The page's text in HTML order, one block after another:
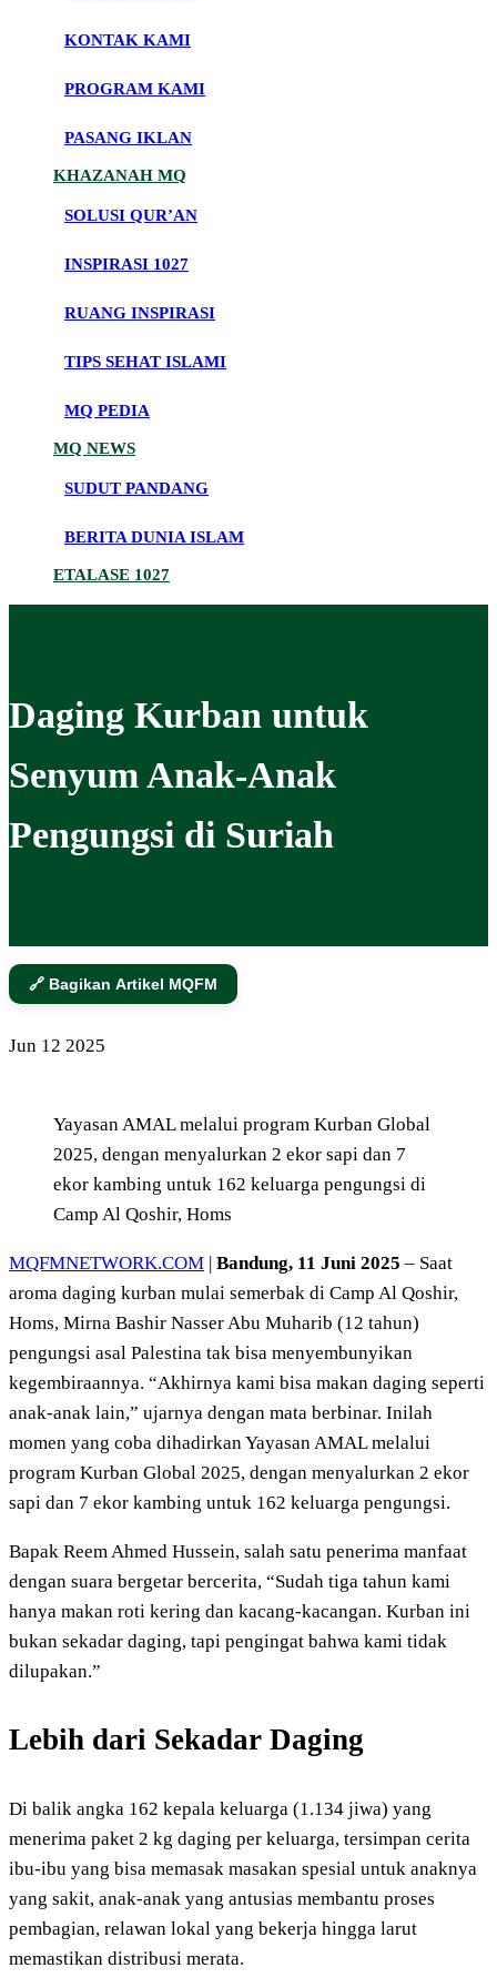
KONTAK KAMI
PROGRAM KAMI
PASANG IKLAN
KHAZANAH MQ
SOLUSI QUR’AN
INSPIRASI 1027
RUANG INSPIRASI
TIPS SEHAT ISLAMI
MQ PEDIA
MQ NEWS
SUDUT PANDANG
BERITA DUNIA ISLAM
ETALASE 1027
Daging Kurban untuk
Senyum Anak-Anak
Pengungsi di Suriah
🔗 Bagikan Artikel MQFM
Jun 12 2025
Yayasan AMAL melalui program Kurban Global
2025, dengan menyalurkan 2 ekor sapi dan 7
ekor kambing untuk 162 keluarga pengungsi di
Camp Al Qoshir, Homs
MQFMNETWORK.COM | Bandung, 11 Juni 2025 – Saat
aroma daging kurban mulai semerbak di Camp Al Qoshir,
Homs, Mirna Bashir Nasser Abu Muharib (12 tahun)
pengungsi asal Palestina tak bisa menyembunyikan
kegembiraannya. “Akhirnya kami bisa makan daging seperti
anak-anak lain,” ujarnya dengan mata berbinar. Inilah
momen yang coba dihadirkan Yayasan AMAL melalui
program Kurban Global 2025, dengan menyalurkan 2 ekor
sapi dan 7 ekor kambing untuk 162 keluarga pengungsi.
Bapak Reem Ahmed Hussein, salah satu penerima manfaat
dengan suara bergetar bercerita, “Sudah tiga tahun kami
hanya makan roti kering dan kacang-kacangan. Kurban ini
bukan sekadar daging, tapi pengingat bahwa kami tidak
dilupakan.”
Lebih dari Sekadar Daging
Di balik angka 162 kepala keluarga (1.134 jiwa) yang
menerima paket 2 kg daging per keluarga, tersimpan cerita
ibu-ibu yang bisa memasak masakan spesial untuk anaknya
yang sakit, anak-anak yang antusias membantu proses
pembagian, relawan lokal yang bekerja hingga larut
memastikan distribusi merata.